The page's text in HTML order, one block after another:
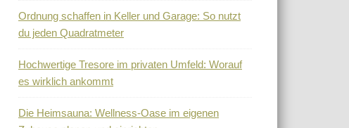
Ordnung schaffen in Keller und Garage: So nutzt
du jeden Quadratmeter
Hochwertige Tresore im privaten Umfeld: Worauf
es wirklich ankommt
Die Heimsauna: Wellness-Oase im eigenen